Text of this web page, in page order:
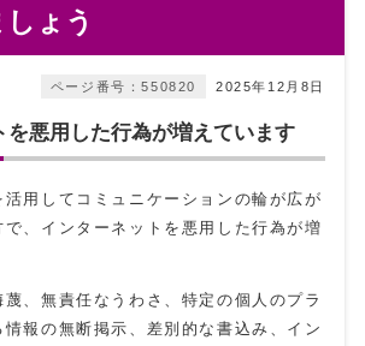
ょう
2025年12月8日
ページ番号：550820
を悪用した行為が増えています
活用してコミュニケーションの輪が広が
で、インターネットを悪用した行為が増
、無責任なうわさ、特定の個人のプラ
報の無断掲示、差別的な書込み、イン